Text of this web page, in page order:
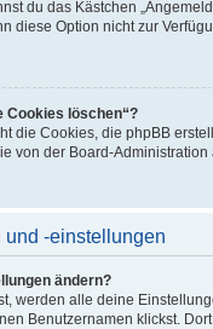
du das Kästchen
diese Option nicht zur
Cookies löschen“?
die Cookies, die phpBB
von der Board-
und -einstellungen
ändern?
werden alle deine
Benutzernamen klickst.